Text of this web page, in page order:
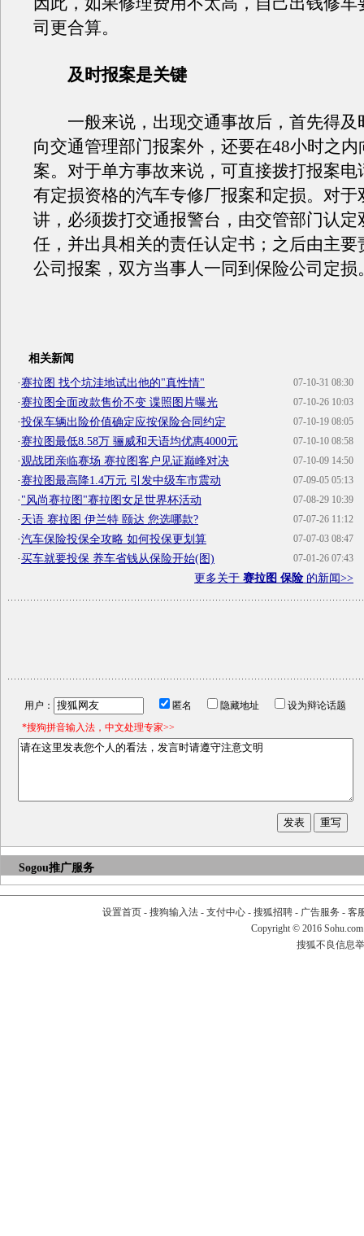
司更合算。
及时报案是关键
一般来说，出现交通事故后，首先得及
向交通管理部门报案外，还要在48小时之
案。对于单方事故来说，可直接拨打报案电
有定损资格的汽车专修厂报案和定损。对于
讲，必须拨打交通报警台，由交管部门认定
任，并出具相关的责任认定书；之后由主要
公司报案，双方当事人一同到保险公司定损
相关新闻
07-10-31 08:30
·赛拉图 找个坑洼地试出他的"真性情"
07-10-26 10:03
·赛拉图全面改款售价不变 谍照图片曝光
07-10-19 08:05
·投保车辆出险价值确定应按保险合同约定
07-10-10 08:58
·赛拉图最低8.58万 骊威和天语均优惠4000元
07-10-09 14:50
·观战团亲临赛场 赛拉图客户见证巅峰对决
07-09-05 05:13
·赛拉图最高降1.4万元 引发中级车市震动
07-08-29 10:39
·"风尚赛拉图"赛拉图女足世界杯活动
07-07-26 11:12
·天语 赛拉图 伊兰特 颐达 您选哪款?
07-07-03 08:47
·汽车保险投保全攻略 如何投保更划算
07-01-26 07:43
·买车就要投保 养车省钱从保险开始(图)
更多关于 赛拉图 保险的新闻>>
用户： 匿名 隐藏地址
设为辩论话题
*搜狗拼音输入法，中文处理专家>>
Sogou推广服务
设置首页- 搜狗输入法- 支付中心- 搜狐招聘- 广告服务 - 客
Copyright © 2016
搜狐不良信息